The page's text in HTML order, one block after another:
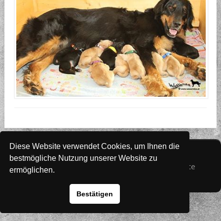
Websitewww.rada-it.com
© 2026 Australian Shepherd - Hovawart - Zuchtstätte
Diese Website verwendet Cookies, um Ihnen die
bestmögliche Nutzung unserer Website zu
ermöglichen.
Bestätigen